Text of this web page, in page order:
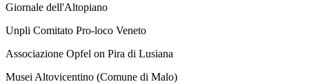
Giornale dell'Altopiano
Unpli Comitato Pro-loco Veneto
Associazione Opfel on Pira di Lusiana
Musei Altovicentino (Comune di Malo)